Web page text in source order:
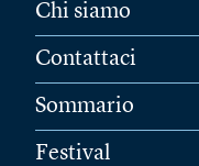
Chi siamo
Contattaci
Sommario
Festival